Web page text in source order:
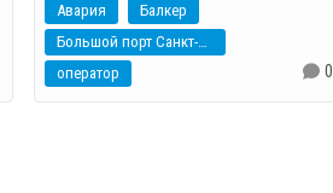
Авария
Балкер
Большой порт Санкт-Петербург
оператор
0